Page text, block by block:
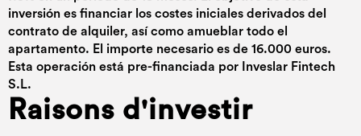
inversión es financiar los costes iniciales derivados del
contrato de alquiler, así como amueblar todo el
apartamento. El importe necesario es de 16.000 euros.
Esta operación está pre-financiada por Inveslar Fintech
S.L.
Raisons d'investir